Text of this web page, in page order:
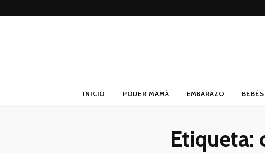
INICIO PODER MAMÁ EMBARAZO BEBÉS
Etiqueta: